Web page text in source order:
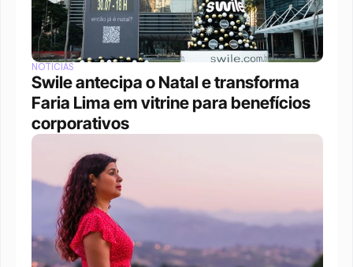
NOTÍCIAS
Swile antecipa o Natal e transforma
Faria Lima em vitrine para benefícios
corporativos